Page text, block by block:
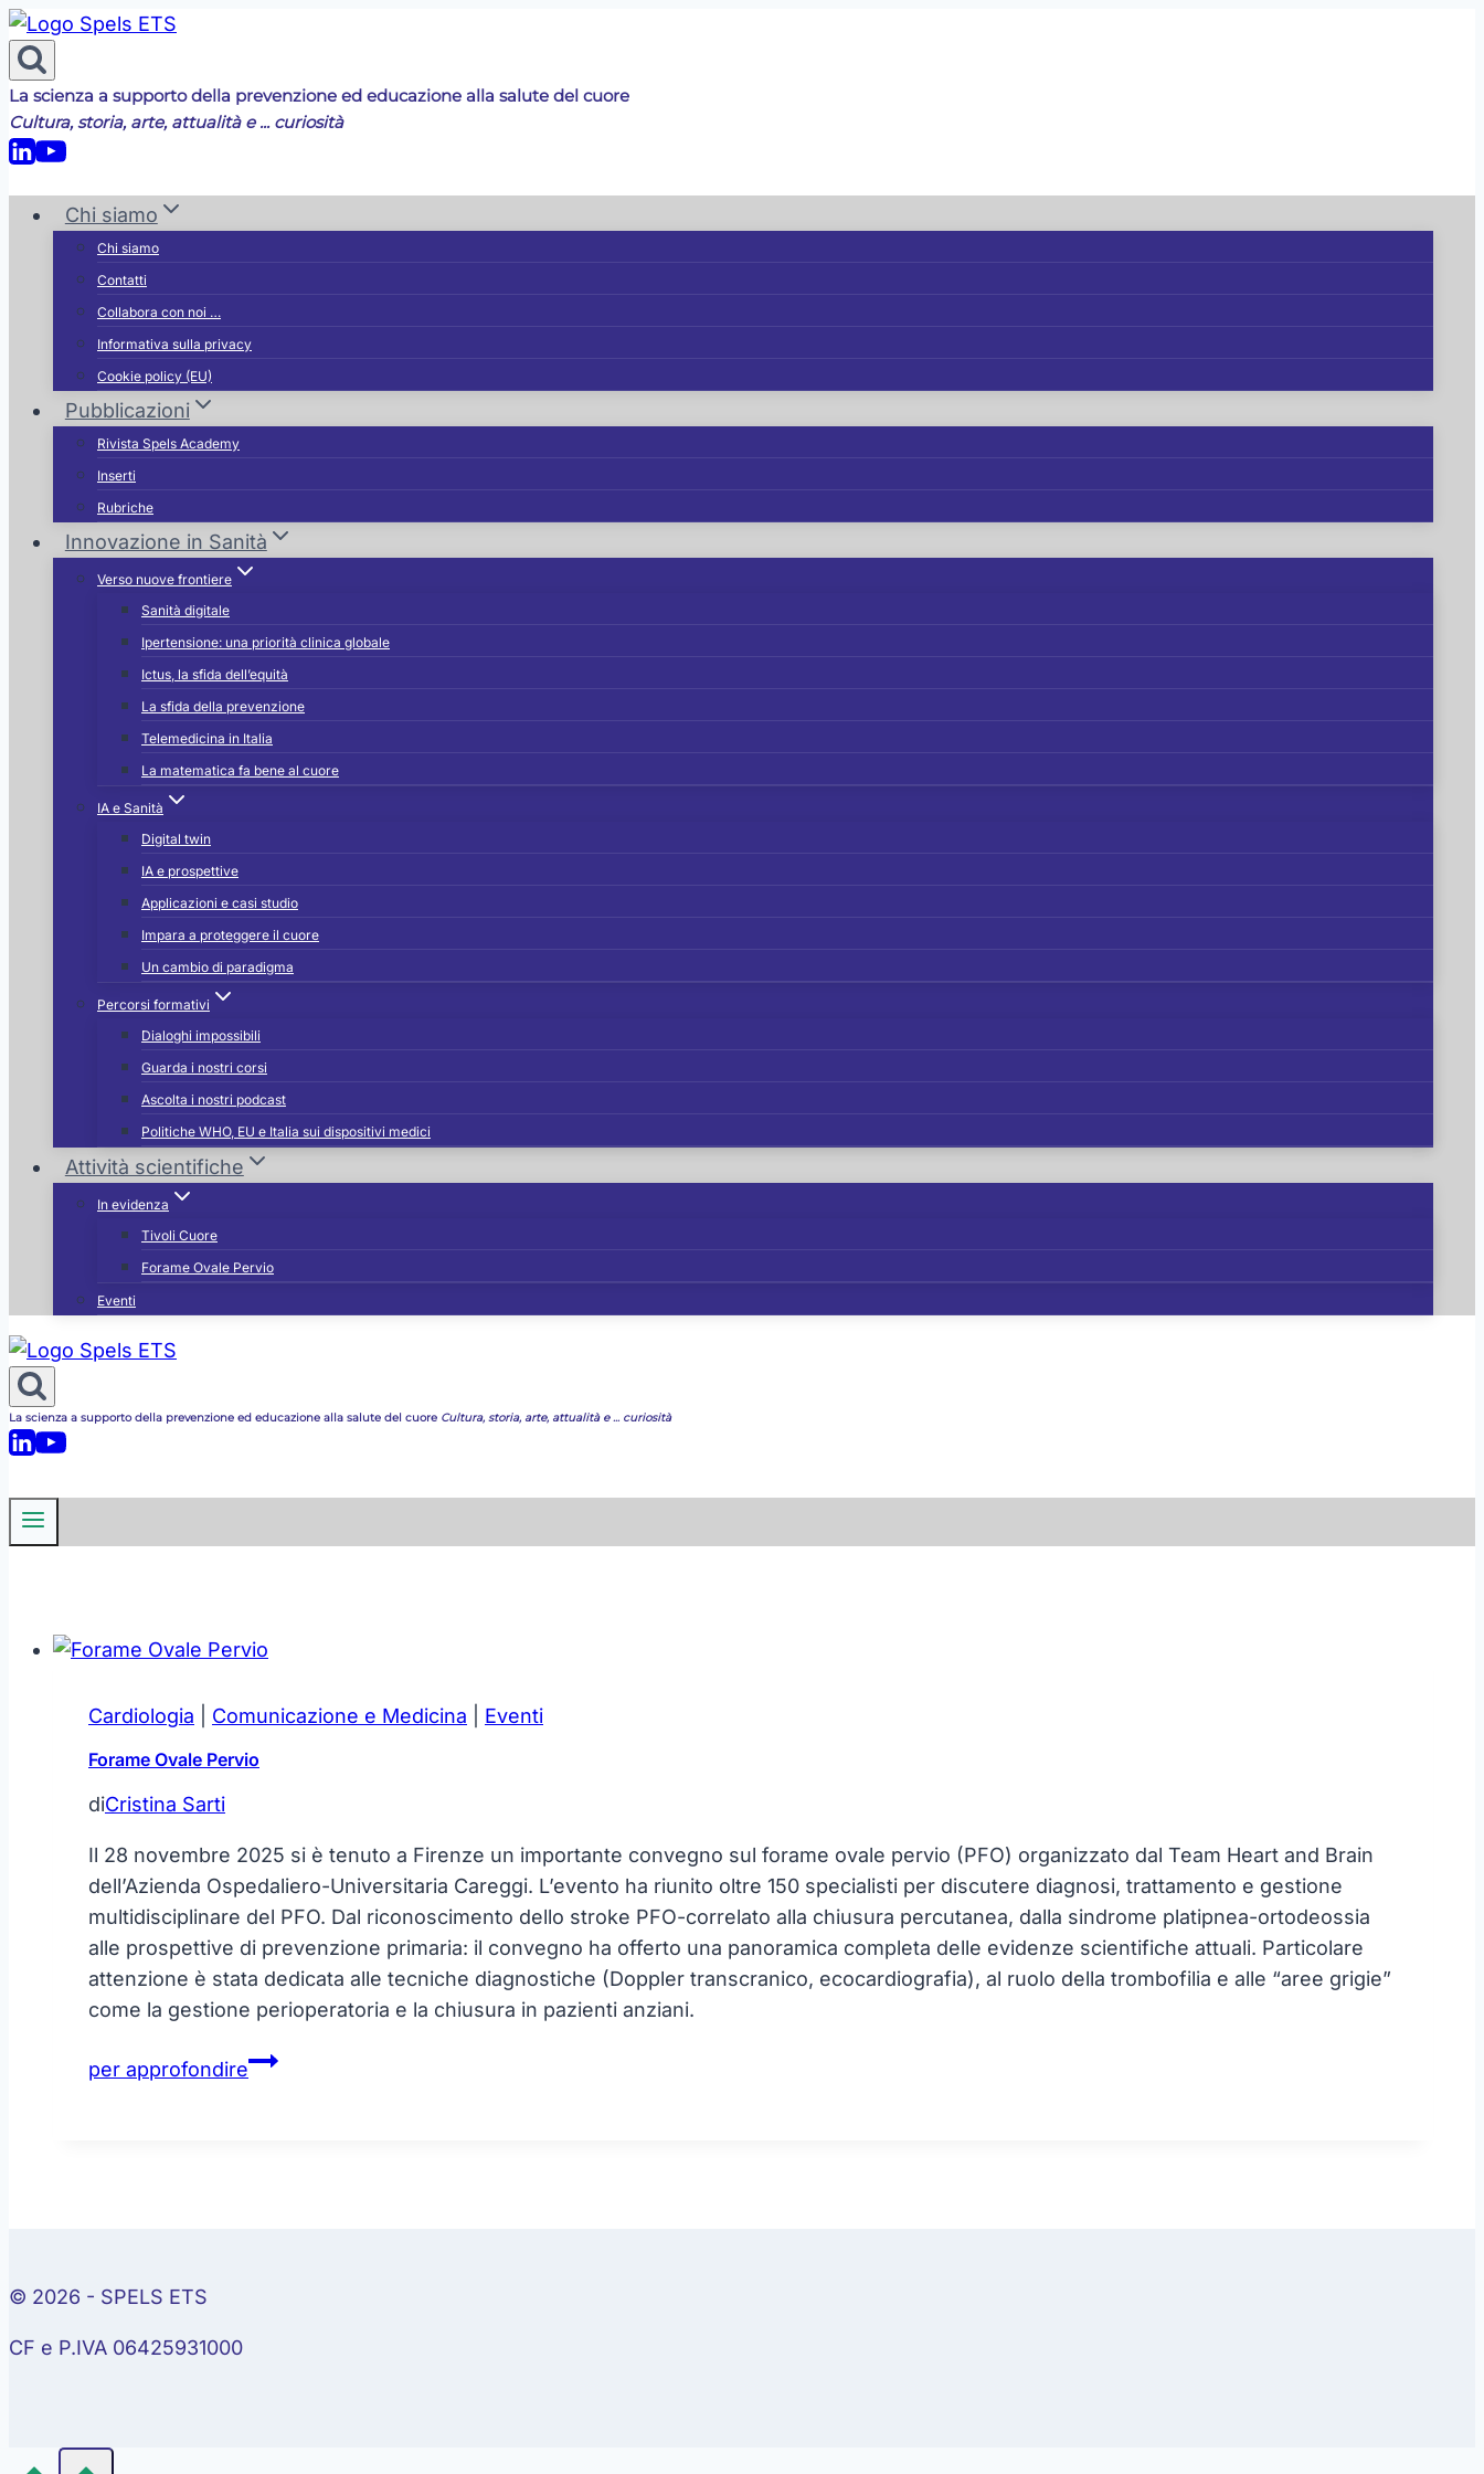
Salta
al
contenuto
La scienza a supporto della prevenzione ed educazione alla salute del cuore
Cultura, storia, arte, attualità e ... curiosità
Chi siamo
Chi siamo
Contatti
Collabora con noi …
Informativa sulla privacy
Cookie policy (EU)
Pubblicazioni
Rivista Spels Academy
Inserti
Rubriche
Innovazione in Sanità
Verso nuove frontiere
Sanità digitale
Ipertensione: una priorità clinica globale
Ictus, la sfida dell’equità
La sfida della prevenzione
Telemedicina in Italia
La matematica fa bene al cuore
IA e Sanità
Digital twin
IA e prospettive
Applicazioni e casi studio
Impara a proteggere il cuore
Un cambio di paradigma
Percorsi formativi
Dialoghi impossibili
Guarda i nostri corsi
Ascolta i nostri podcast
Politiche WHO, EU e Italia sui dispositivi medici
Attività scientifiche
In evidenza
Tivoli Cuore
Forame Ovale Pervio
Eventi
La scienza a supporto della prevenzione ed educazione alla salute del cuore Cultura, storia, arte, attualità e ... curiosità
Cardiologia Comunicazione e Medicina Eventi
Forame Ovale Pervio
diCristina Sarti
Il 28 novembre 2025 si è tenuto a Firenze un importante convegno sul forame ovale pervio (PFO) organizzato dal Team Heart and Brain
dell’Azienda Ospedaliero-Universitaria Careggi. L’evento ha riunito oltre 150 specialisti per discutere diagnosi, trattamento e gestione
multidisciplinare del PFO. Dal riconoscimento dello stroke PFO-correlato alla chiusura percutanea, dalla sindrome platipnea-ortodeossia
alle prospettive di prevenzione primaria: il convegno ha offerto una panoramica completa delle evidenze scientifiche attuali. Particolare
attenzione è stata dedicata alle tecniche diagnostiche (Doppler transcranico, ecocardiografia), al ruolo della trombofilia e alle “aree grigie”
come la gestione perioperatoria e la chiusura in pazienti anziani.
per approfondireForame
© 2026 - SPELS ETS
CF e P.IVA 06425931000